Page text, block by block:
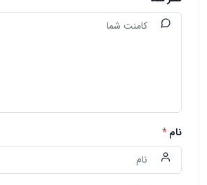
نام*